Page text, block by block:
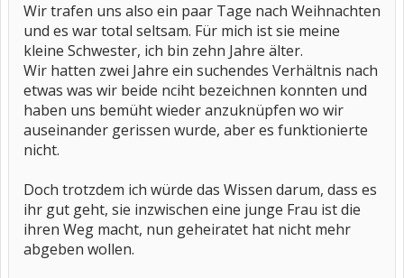
Wir trafen uns also ein paar Tage nach Weihnachten
und es war total seltsam. Für mich ist sie meine
kleine Schwester, ich bin zehn Jahre älter.
Wir hatten zwei Jahre ein suchendes Verhältnis nach
etwas was wir beide nciht bezeichnen konnten und
haben uns bemüht wieder anzuknüpfen wo wir
auseinander gerissen wurde, aber es funktionierte
nicht.
Doch trotzdem ich würde das Wissen darum, dass es
ihr gut geht, sie inzwischen eine junge Frau ist die
ihren Weg macht, nun geheiratet hat nicht mehr
abgeben wollen.